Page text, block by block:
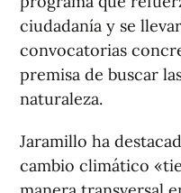
ciudadanía y se
convocatorias
premisa de buscar
naturaleza.
Jaramillo ha
cambio climático